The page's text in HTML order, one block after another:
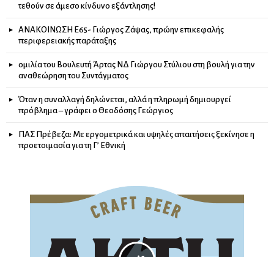
τεθούν σε άμεσο κίνδυνο εξάντλησης!
ΑΝΑΚΟΙΝΩΣΗ Ε65- Γιώργος Ζάψας, πρώην επικεφαλής
περιφερειακής παράταξης
ομιλία του Βουλευτή Άρτας ΝΔ Γιώργου Στύλιου στη βουλή για την
αναθεώρηση του Συντάγματος
Όταν η συναλλαγή δηλώνεται, αλλά η πληρωμή δημιουργεί
πρόβλημα – γράφει ο Θεοδόσης Γεώργιος
ΠΑΣ Πρέβεζα: Με εργομετρικά και υψηλές απαιτήσεις ξεκίνησε η
προετοιμασία για τη Γ’ Εθνική